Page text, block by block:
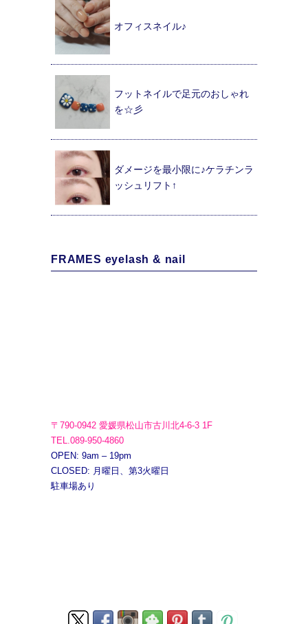
オフィスネイル♪
フットネイルで足元のおしゃれ
を☆彡
ダメージを最小限に♪ケラチンラ
ッシュリフト↑
FRAMES eyelash & nail
〒790-0942 愛媛県松山市古川北4-6-3 1F
TEL.089-950-4860
OPEN: 9am – 19pm
CLOSED: 月曜日、第3火曜日
駐車場あり